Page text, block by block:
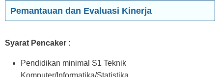
Pemantauan dan Evaluasi Kinerja
Syarat Pencaker :
Pendidikan minimal S1 Teknik
Komputer/Informatika/Statistika